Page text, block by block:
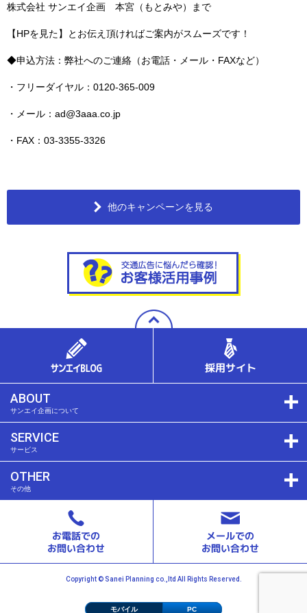
株式会社 サンエイ企画 本宮（もとみや）まで
【HPを見た】とお伝え頂ければご案内がスムーズです！
◆申込方法：弊社へのご連絡（お電話・メール・FAXなど）
・フリーダイヤル：0120-365-009
・メール：ad@3aaa.co.jp
・FAX：03-3355-3326
他のキャンペーンを見る
ABOUT
サンエイ企画について
SERVICE
サービス
OTHER
その他
Copyright © Sanei Planning co.,ltd All Rights Reserved.
モバイル PC